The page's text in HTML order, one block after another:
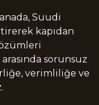
Suudi
kapıdan
sorunsuz
verimliliğe ve